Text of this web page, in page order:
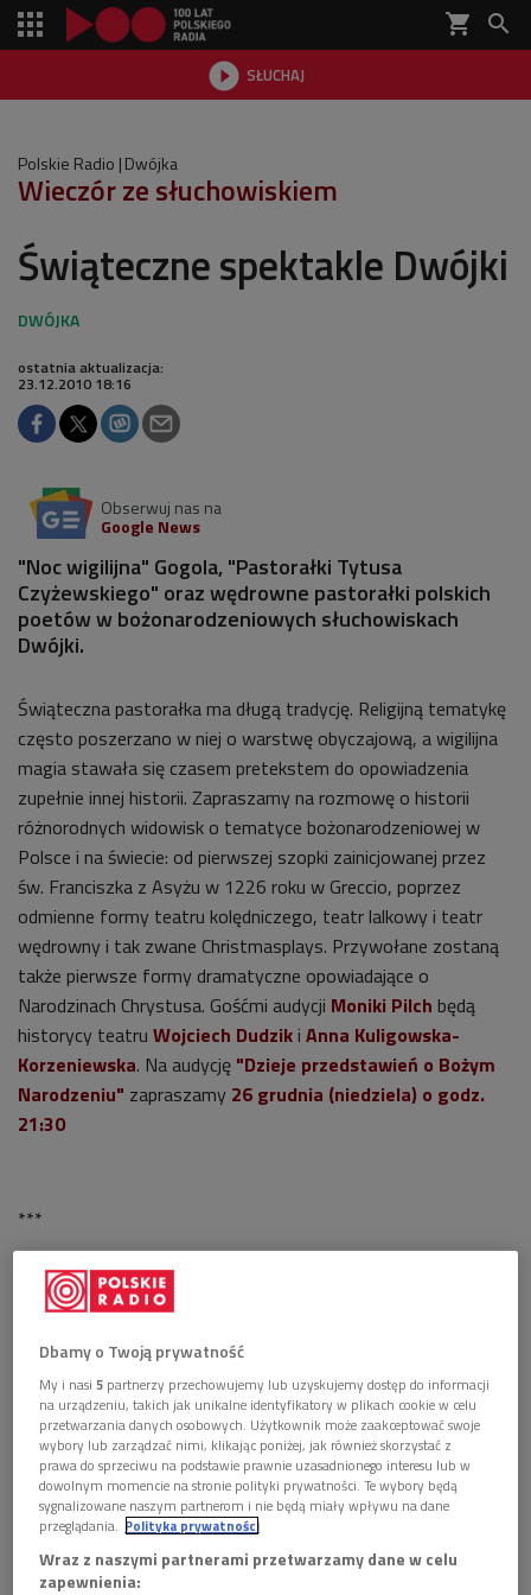
shopping_cart 
 SŁUCHAJ

Polskie Radio Dwójka
Wieczór ze słuchowiskiem
Świąteczne spektakle Dwójki
ostatnia aktualizacja:
23.12.2010 18:16
Obserwuj nas na
Google News
"Noc wigilijna" Gogola, "Pastorałki Tytusa
Czyżewskiego" oraz wędrowne pastorałki polskich
poetów w bożonarodzeniowych słuchowiskach
Dwójki.
Świąteczna pastorałka ma długą tradycję. Religijną tematykę
często poszerzano w niej o warstwę obyczajową, a wigilijna
magia stawała się czasem pretekstem do opowiadzenia
zupełnie innej historii. Zapraszamy na rozmowę o historii
różnorodnych widowisk o tematyce bożonarodzeniowej w
Polsce i na świecie: od pierwszej szopki zainicjowanej przez
św. Franciszka z Asyżu w 1226 roku w Greccio, poprzez
odmienne formy teatru kolędniczego, teatr lalkowy i teatr
wędrowny i tak zwane Christmasplays. Przywołane zostaną
także pierwsze formy dramatyczne opowiadające o
Narodzinach Chrystusa. Gośćmi audycji Moniki Pilch będą
historycy teatru Wojciech Dudzik i Anna Kuligowska-
Korzeniewska. Na audycję "Dzieje przedstawień o Bożym
Narodzeniu" zapraszamy 26 grudnia (niedziela) o godz.
21:30
***
Wcześniej, wwieczór wigilijny, o godz. 22:30
do wysłuchania słuchowiska
Czyżewskiego".
- Najpiękniejsza poetycka malowanka Bożego Narodzenia… -
tak o wydanym w 1925 roku tomie stylizowanych kolęd,
kantyczek i misteriów Tytusa Czyżewskiego z drzeworytami
Tadeusza Makowskiego pisano w gazetach…
To dziełko sztuki bibliofilskiej, wykonane na specjalnym,
ręcznie robionym papierze, z filigranem Towarzystwa
Dbamy o Twoją prywatność
My i nasi5 partnerzy przechowujemy lub uzyskujemy dostęp do informacji
na urządzeniu, takich jak unikalne identyfikatory w plikach cookie w celu
przetwarzania danych osobowych. Użytkownik może zaakceptować swoje
wybory lub zarządzać nimi, klikając poniżej, jak również skorzystać z
prawa do sprzeciwu na podstawie prawnie uzasadnionego interesu lub w
dowolnym momencie na stronie polityki prywatności. Te wybory będą
sygnalizowane naszym partnerom i nie będą miały wpływu na dane
przeglądania. Polityka prywatności
Wraz z naszymi partnerami przetwarzamy dane w celu
zapewnienia: